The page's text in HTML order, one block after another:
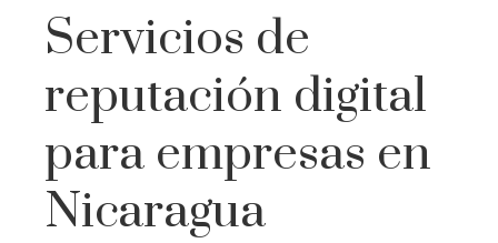
Servicios de
reputación digital
para empresas en
Nicaragua